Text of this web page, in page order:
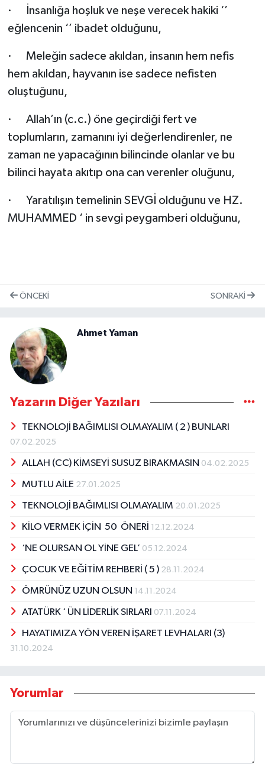
·
İnsanlığa hoşluk ve neşe verecek hakiki ‘’
eğlencenin ‘’ ibadet olduğunu,
· Meleğin sadece akıldan, insanın hem nefis
hem akıldan, hayvanın ise sadece nefisten
oluştuğunu,
· Allah’ın (c.c.) öne geçirdiği fert ve
toplumların, zamanını iyi değerlendirenler, ne
zaman ne yapacağının bilincinde olanlar ve bu
bilinci hayata akıtıp ona can verenler oluğunu,
· Yaratılışın temelinin SEVGİ olduğunu ve HZ.
MUHAMMED ‘ in sevgi peygamberi olduğunu,
ÖNCEKI SONRAKI
Ahmet Yaman
Yazarın Diğer Yazıları
TEKNOLOJİ BAĞIMLISI OLMAYALIM ( 2 ) BUNLARI
07.02.2025
ALLAH (CC) KİMSEYİ SUSUZ BIRAKMASIN 04.02.2025
MUTLU AİLE 27.01.2025
TEKNOLOJİ BAĞIMLISI OLMAYALIM 20.01.2025
KİLO VERMEK İÇİN 50 ÖNERİ 12.12.2024
‘NE OLURSAN OL YİNE GEL’ 05.12.2024
ÇOCUK VE EĞİTİM REHBERİ ( 5 ) 28.11.2024
ÖMRÜNÜZ UZUN OLSUN 14.11.2024
ATATÜRK ‘ ÜN LİDERLİK SIRLARI 07.11.2024
HAYATIMIZA YÖN VEREN İŞARET LEVHALARI (3)
31.10.2024
Yorumlar